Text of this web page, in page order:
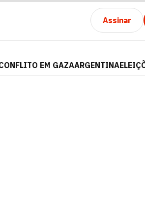
Assinar
EM GAZAARGENTINA